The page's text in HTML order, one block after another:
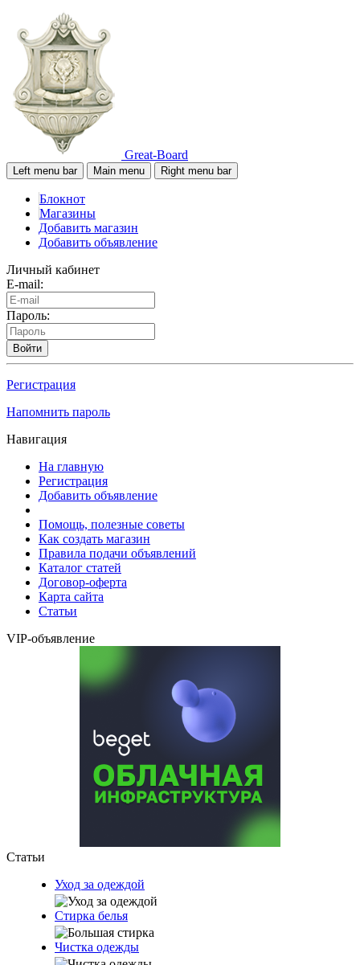
Great-Board
Left menu bar Main menu Right menu bar
Блокнот
Магазины
Добавить магазин
Добавить объявление
Личный кабинет
E-mail:
Пароль:
Войти
Регистрация
Напомнить пароль
Навигация
На главную
Регистрация
Добавить объявление
Помощь, полезные советы
Как создать магазин
Правила подачи объявлений
Каталог статей
Договор-оферта
Карта сайта
Статьи
VIP-объявление
Статьи
Уход за одеждой
Стирка белья
Чистка одежды